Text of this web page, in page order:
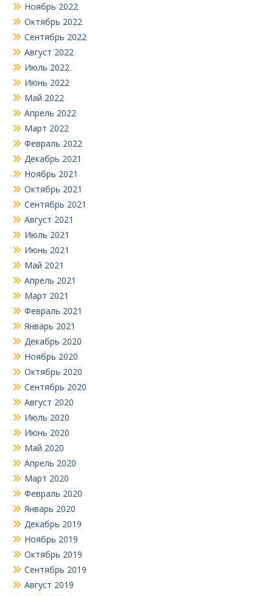
Ноябрь 2022
Октябрь 2022
Сентябрь 2022
Август 2022
Июль 2022
Июнь 2022
Май 2022
Апрель 2022
Март 2022
Февраль 2022
Декабрь 2021
Ноябрь 2021
Октябрь 2021
Сентябрь 2021
Август 2021
Июль 2021
Июнь 2021
Май 2021
Апрель 2021
Март 2021
Февраль 2021
Январь 2021
Декабрь 2020
Ноябрь 2020
Октябрь 2020
Сентябрь 2020
Август 2020
Июль 2020
Июнь 2020
Май 2020
Апрель 2020
Март 2020
Февраль 2020
Январь 2020
Декабрь 2019
Ноябрь 2019
Октябрь 2019
Сентябрь 2019
Август 2019